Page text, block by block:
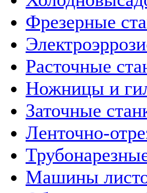
Фрезерные
Расточные
Ножницы и
Заточные
Ленточно-
Машины